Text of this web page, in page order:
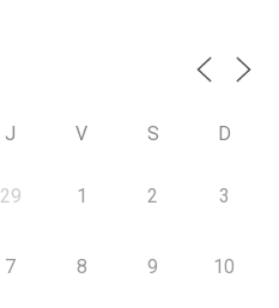
J V S D
29 1 2 3
7 8 9 10